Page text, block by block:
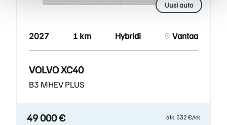
Uusi auto
2027 1 km Hybridi Vantaa
VOLVO XC40
B3 MHEV PLUS
49 000 € alk. 532 €/kk